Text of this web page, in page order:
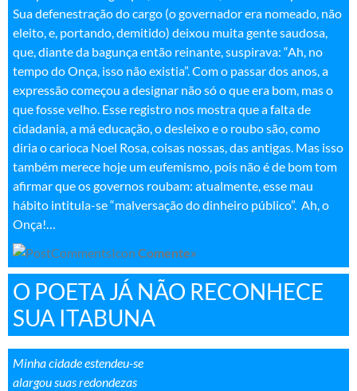
Sua defenestração do cargo (o governador era nomeado, não
eleito, e, portando, demitido) deixou muita gente saudosa,
que, diante da bagunça então reinante, suspirava: “Ah, no
tempo do Onça, isso não existia”. Com o passar dos anos, a
expressão começou a designar não só o que era bom, mas o
que fosse velho. Esse registro nos mostra que a falta de
cidadania, a má educação, o desleixo e o roubo são, como
diria o carioca Noel Rosa, coisas nossas, das antigas. Mas isso
também merece hoje um eufemismo, pois não é de bom tom
afirmar que os governos roubam: atualmente, esse mau
hábito intitula-se “malversação do dinheiro público”. Ah, o
Onça!…
Comente»
O POETA JÁ NÃO RECONHECE
SUA ITABUNA
Minha cidade estendeu-se
alargou suas redondezas